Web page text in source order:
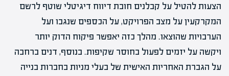
הצעות להטיל על קבלנים חובת דיווח דיגיטלי שוטף לרשם
המקרקעין על מצב הפרויקט, על הכספים שנגבו ועל
הערבויות שהוצאו. מהלך כזה יאפשר פיקוח הדוק יותר
ויקשה על יזמים לפעול בחוסר שקיפות. בנוסף, דנים ברחבה
על הגברת האחריות האישית של בעלי מניות בחברות בנייה